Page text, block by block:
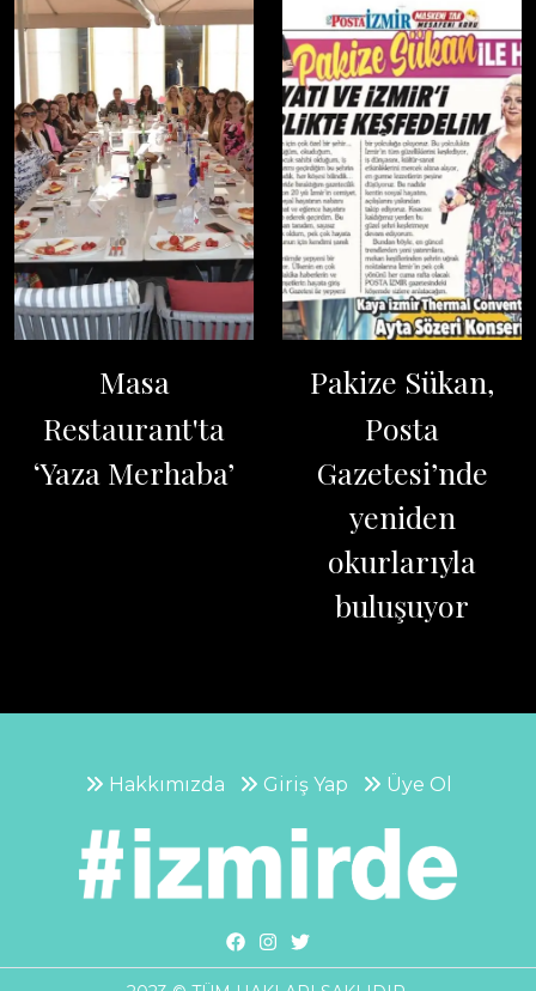
Masa
Restaurant'ta
‘Yaza Merhaba’
Pakize Sükan,
Posta
Gazetesi’nde
yeniden
okurlarıyla
buluşuyor
Hakkımızda Giriş Yap Üye Ol